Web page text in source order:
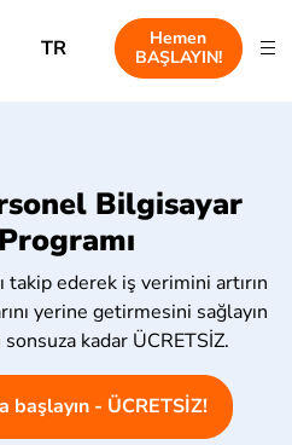
TR
Hemen
BAŞLAYIN!
Bilgisayar
takip ederek iş verimini artırın
yerine getirmesini sağlayın
sonsuza kadar ÜCRETSİZ.
başlayın - ÜCRETSİZ!